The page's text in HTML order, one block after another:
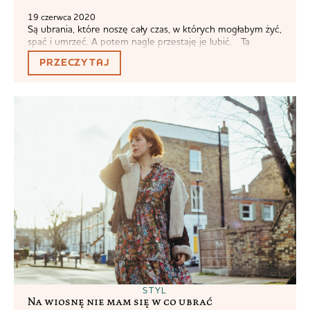
19 czerwca 2020
Są ubrania, które noszę cały czas, w których mogłabym żyć,
spać i umrzeć. A potem nagle przestaję je lubić. Ta
sukienka była najważniejszą rzeczą w mojej szafie w roku
2019. Mama przerobiła mi jej dekolt, rozcięła go i wszyła
haftki, dzięki czemu mogłam karmić zawsze i wszędzie. Co
PRZECZYTAJ
STYL
Na wiosnę nie mam się w co ubrać